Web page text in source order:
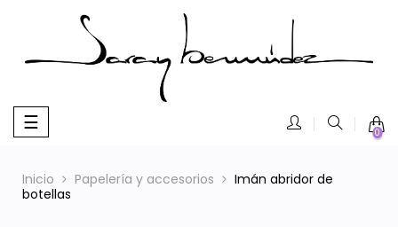
Navegación
de
☰ 0
Inicio Papelería y accesorios
Imán abridor de
botellas